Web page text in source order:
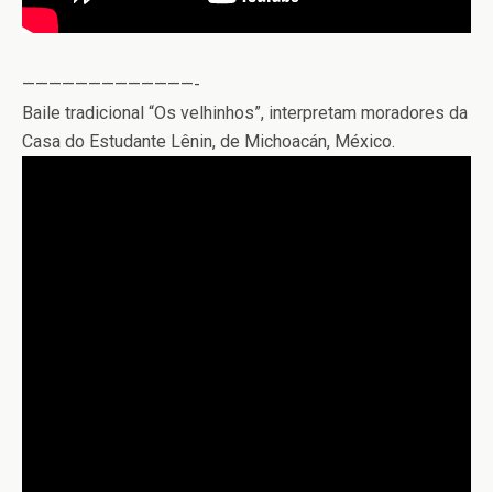
—————————————-
Baile tradicional “Os velhinhos”, interpretam moradores da
Casa do Estudante Lênin, de Michoacán, México.